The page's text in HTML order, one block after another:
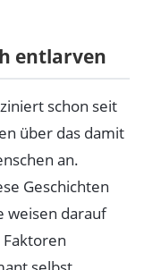
entlarven
schon seit
über das damit
an.
Geschichten
weisen darauf